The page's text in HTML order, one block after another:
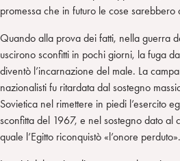
promessa che in futuro le cose sarebbero
Quando alla prova dei fatti, nella guerra
uscirono sconfitti in pochi giorni, la fuga
diventò l’incarnazione del male. La
nazionalisti fu ritardata dal sostegno
Sovietica nel rimettere in piedi l’esercito
sconfitta del 1967, e nel sostegno dato al
quale l’Egitto riconquistò «l’onore perduto».